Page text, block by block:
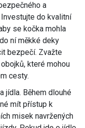
a
do kvalitní
se kočka mohla
ní měkké deky
bezpečí. Zvažte
které mohou
cesty.
jídla. Během dlouhé
mít přístup k
misek navržených